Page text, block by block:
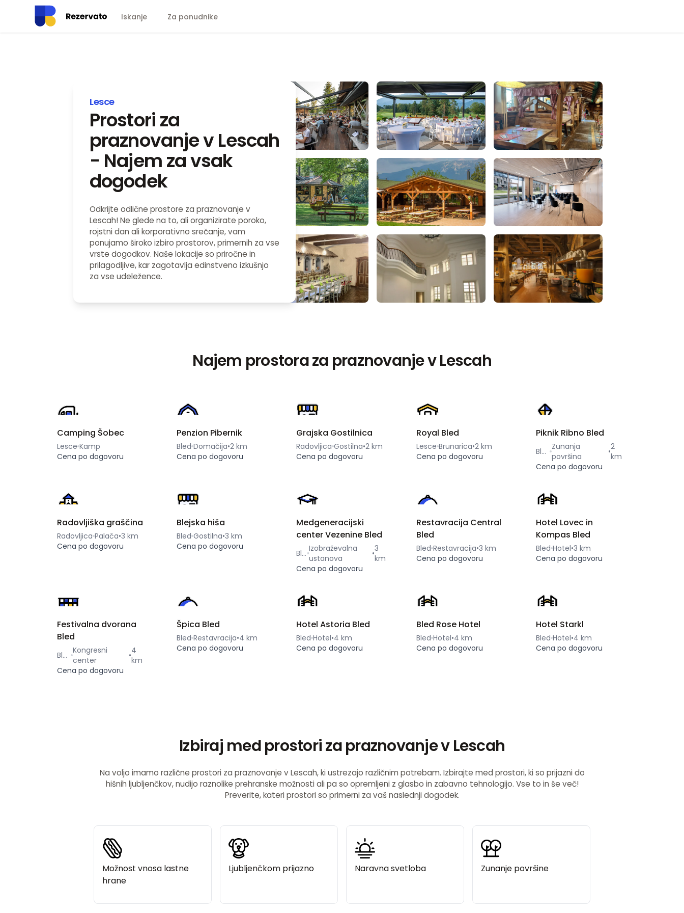
Iskanje Za ponudnike
Lesce
Prostori za
praznovanje v Lescah
- Najem za vsak
dogodek
Odkrijte odlične prostore za praznovanje v
Lescah! Ne glede na to, ali organizirate poroko,
rojstni dan ali korporativno srečanje, vam
ponujamo široko izbiro prostorov, primernih za vse
vrste dogodkov. Naše lokacije so priročne in
prilagodljive, kar zagotavlja edinstveno izkušnjo
za vse udeležence.
Najem prostora za praznovanje v Lescah
Camping Šobec
Lesce Kamp
Cena po dogovoru
Penzion Pibernik
Bled Domačija•2 km
Cena po dogovoru
Grajska Gostilnica
Radovljica Gostilna•2 km
Cena po dogovoru
Royal Bled
Lesce Brunarica•2 km
Cena po dogovoru
Piknik Ribno Bled
Bled
Zunanja
površina
•2
km
Cena po dogovoru
Radovljiška graščina
Radovljica Palača•3 km
Cena po dogovoru
Blejska hiša
Bled Gostilna•3 km
Cena po dogovoru
Medgeneracijski
center Vezenine Bled
Bled Izobraževalna
ustanova
•3
km
Cena po dogovoru
Restavracija Central
Bled
Bled Restavracija•3 km
Cena po dogovoru
Hotel Lovec in
Kompas Bled
Bled Hotel•3 km
Cena po dogovoru
Festivalna dvorana
Bled
Bled Kongresni
center
•4
km
Cena po dogovoru
Špica Bled
Bled Restavracija•4 km
Cena po dogovoru
Hotel Astoria Bled
Bled Hotel•4 km
Cena po dogovoru
Bled Rose Hotel
Bled Hotel•4 km
Cena po dogovoru
Hotel Starkl
Bled Hotel•4 km
Cena po dogovoru
Izbiraj med prostori za praznovanje v Lescah
Na voljo imamo različne prostori za praznovanje v Lescah, ki ustrezajo različnim potrebam. Izbirajte med prostori, ki so prijazni do
hišnih ljubljenčkov, nudijo raznolike prehranske možnosti ali pa so opremljeni z glasbo in zabavno tehnologijo. Vse to in še več!
Preverite, kateri prostori so primerni za vaš naslednji dogodek.
Možnost vnosa lastne
hrane
Ljubljenčkom prijazno Naravna svetloba Zunanje površine